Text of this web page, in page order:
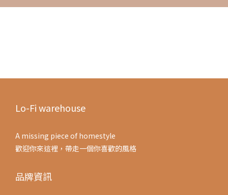
Lo-Fi warehouse
A missing piece of homestyle
歡迎你來這裡，帶走一個你喜歡的風格
品牌資訊